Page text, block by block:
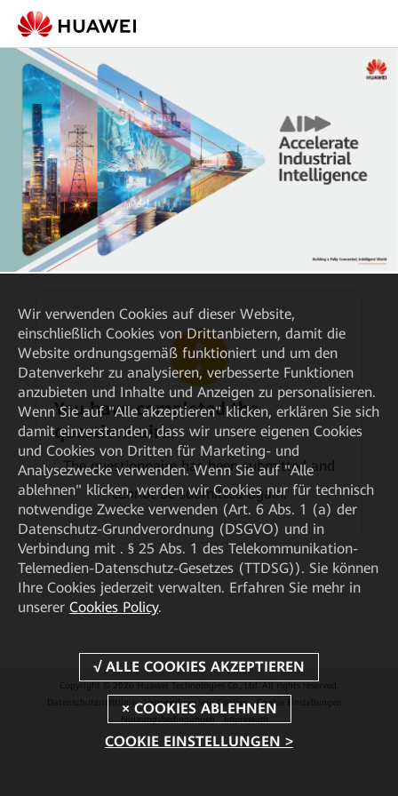
You have completed the
questionnaire.
The questionnaire has been submitted and
cannot be submitted again.
Copyright © 2026 Huawei Technologies Co., Ltd. All rights reserved.
Datenschutzrichtlinie
Verwendung von Cookies
Cookie Einstellungen
Nutzungsbedingungen
Impressum
Wir verwenden Cookies auf dieser Website,
einschließlich Cookies von Drittanbietern, damit die
Website ordnungsgemäß funktioniert und um den
Datenverkehr zu analysieren, verbesserte Funktionen
anzubieten und Inhalte und Anzeigen zu personalisieren.
Wenn Sie auf "Alle akzeptieren" klicken, erklären Sie sich
damit einverstanden, dass wir unsere eigenen Cookies
und Cookies von Dritten für Marketing- und
Analysezwecke verwenden. Wenn Sie auf "Alle
ablehnen" klicken, werden wir Cookies nur für technisch
notwendige Zwecke verwenden (Art. 6 Abs. 1 (a) der
Datenschutz-Grundverordnung (DSGVO) und in
Verbindung mit . § 25 Abs. 1 des Telekommunikation-
Telemedien-Datenschutz-Gesetzes (TTDSG)). Sie können
Ihre Cookies jederzeit verwalten. Erfahren Sie mehr in
unserer Cookies Policy.
COOKIE EINSTELLUNGEN >